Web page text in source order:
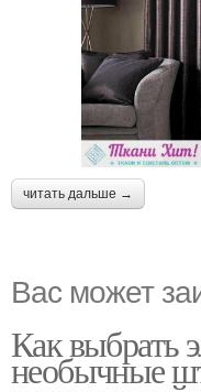
читать дальше →
Вас может
Как выбрать
необычные